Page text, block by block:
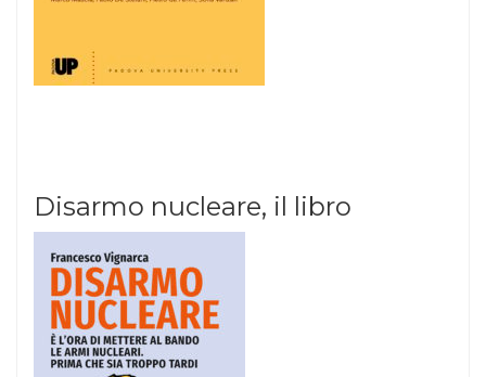
Disarmo nucleare, il libro